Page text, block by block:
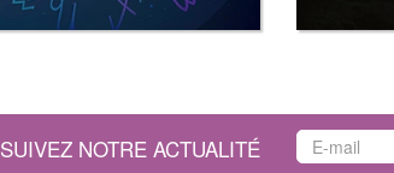
SUIVEZ NOTRE ACTUALITÉ